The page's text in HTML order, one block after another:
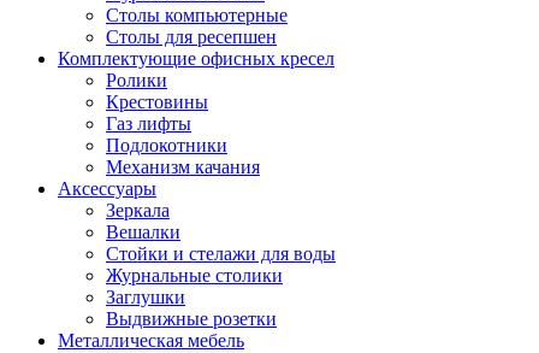
Столы компьютерные
Столы для ресепшен
Комплектующие офисных кресел
Ролики
Крестовины
Газ лифты
Подлокотники
Механизм качания
Аксессуары
Зеркала
Вешалки
Стойки и стелажи для воды
Журнальные столики
Заглушки
Выдвижные розетки
Металлическая мебель